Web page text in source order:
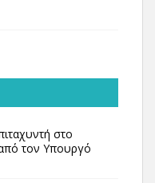
στο
τον Υπουργό